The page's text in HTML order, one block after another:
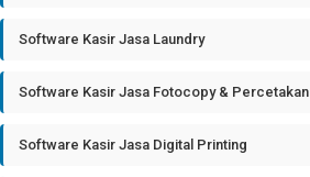
Software Kasir Jasa Laundry
Software Kasir Jasa Fotocopy & Percetakan
Software Kasir Jasa Digital Printing